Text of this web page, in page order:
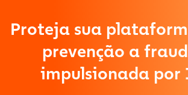
Proteja sua
prevenção a
impulsionada por
Last name
*
Company / Organization Name